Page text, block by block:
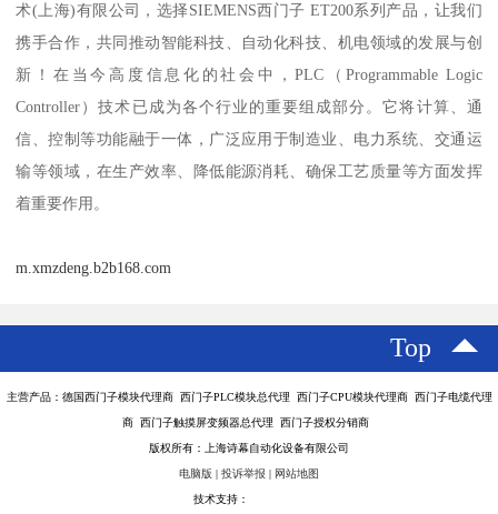
术(上海)有限公司，选择SIEMENS西门子 ET200系列产品，让我们
携手合作，共同推动智能科技、自动化科技、机电领域的发展与创
新！在当今高度信息化的社会中，PLC（Programmable Logic
Controller）技术已成为各个行业的重要组成部分。它将计算、通
信、控制等功能融于一体，广泛应用于制造业、电力系统、交通运
输等领域，在生产效率、降低能源消耗、确保工艺质量等方面发挥
着重要作用。
m.xmzdeng.b2b168.com
Top
主营产品：德国西门子模块代理商 西门子PLC模块总代理 西门子CPU模块代理商 西门子电缆代理
商 西门子触摸屏变频器总代理 西门子授权分销商
版权所有：上海诗幕自动化设备有限公司
电脑版 | 投诉举报 | 网站地图
技术支持：